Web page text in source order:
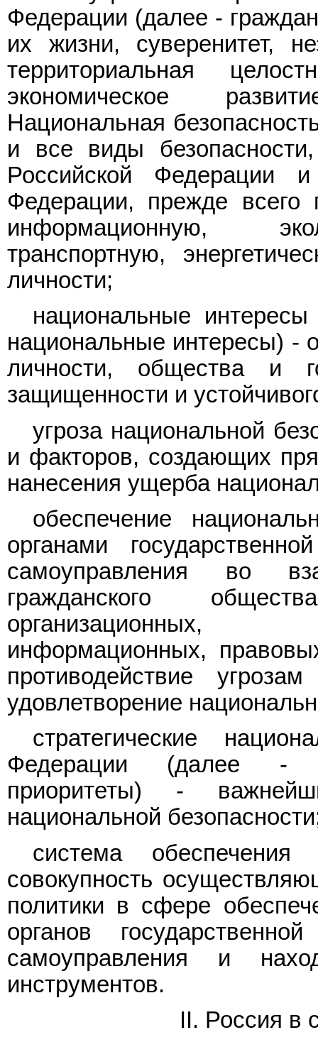
Федерации (далее -
их жизни, суверенитет,
территориальная
экономическое
Национальная
и все виды
Российской Федерации и
Федерации, прежде всего
информационную,
транспортную,
личности;
национальные
национальные интересы) -
личности, общества и
защищенности и
угроза национальной
и факторов, создающих
нанесения ущерба
обеспечение
органами
самоуправления во
гражданского
организационных,
информационных,
противодействие
удовлетворение
стратегические
Федерации (далее -
приоритеты) -
национальной
система обеспечения
совокупность
политики в сфере
органов
самоуправления и
инструментов.
II. Россия в